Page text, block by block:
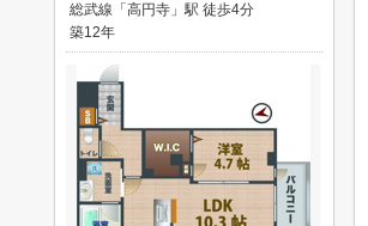
総武線「高円寺」駅 徒歩4分
築12年